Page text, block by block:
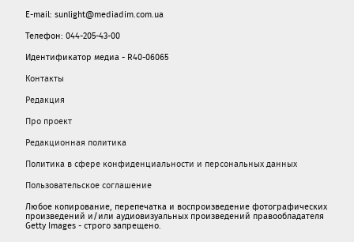
E-mail: sunlight@mediadim.com.ua
Телефон: 044-205-43-00
Идентификатор медиа - R40-06065
Контакты
Редакция
Про проект
Редакционная политика
Политика в сфере конфиденциальности и персональных данных
Пользовательское соглашение
Любое копирование, перепечатка и воспроизведение фотографических
произведений и/или аудиовизуальных произведений правообладателя
Getty Images - строго запрещено.